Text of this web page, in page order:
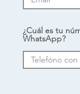
¿Cuál es tu
WhatsApp?